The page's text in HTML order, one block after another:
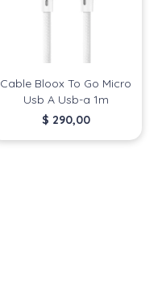
Cable Bloox To Go Micro
Usb A Usb-a 1m
$ 290,00